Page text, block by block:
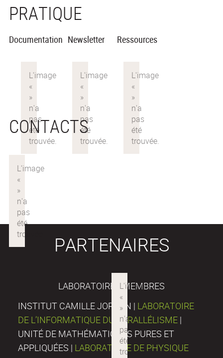
PRATIQUE
Documentation Newsletter Ressources
CONTACTS
PARTENAIRES
LABORATOIRES MEMBRES
INSTITUT CAMILLE JORDAN | LABORATOIRE
DE L’INFORMATIQUE DU PARALLÉLISME |
UNITÉ DE MATHÉMATIQUES PURES ET
APPLIQUÉES | LABORATOIRE DE PHYSIQUE